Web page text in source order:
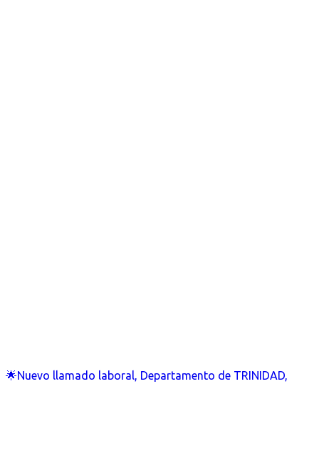
🌟Nuevo llamado laboral, Departamento de TRINIDAD,